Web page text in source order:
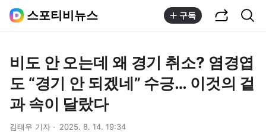
스포티비뉴스 구독
비도 안 오는데 왜 경기 취소? 염경엽
도 “경기 안 되겠네” 수긍… 이것의 겉
과 속이 달랐다
김태우 기자 2025. 8. 14. 19:34